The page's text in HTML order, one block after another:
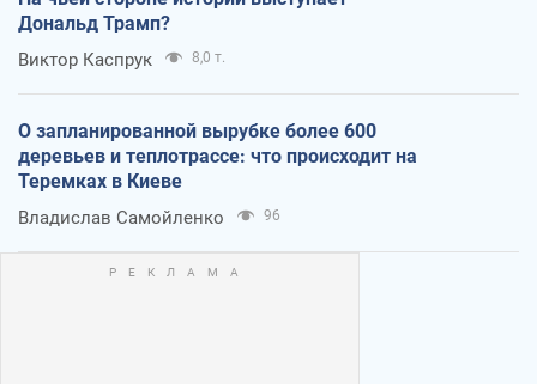
Дональд Трамп?
Виктор Каспрук 8,0 т.
О запланированной вырубке более 600
деревьев и теплотрассе: что происходит на
Теремках в Киеве
Владислав Самойленко 96